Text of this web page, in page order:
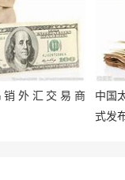
外汇交易商
中国
式发